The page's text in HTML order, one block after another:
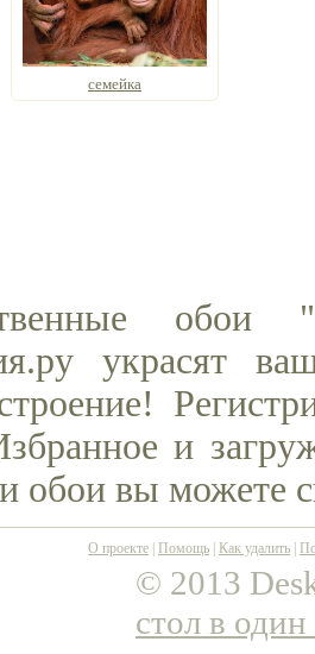
семейка
украсят
и
обои вы можете
О проекте Помощь Как удалить
© 2013
стол в